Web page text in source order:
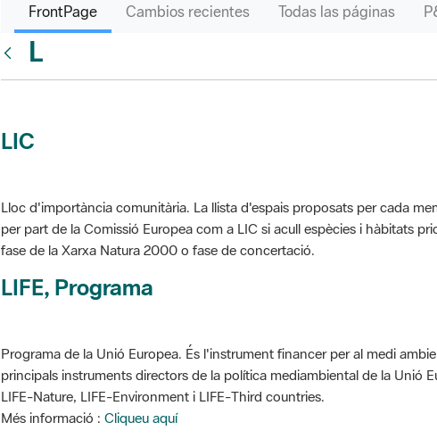
FrontPage Cambios recientes Todas las páginas
L
LIC
Lloc d'importància comunitària. La llista d'espais proposats per cada
per part de la Comissió Europea com a LIC si acull espècies i hàbitats
fase de la Xarxa Natura 2000 o fase de concertació.
LIFE, Programa
Programa de la Unió Europea. És l'instrument financer per al medi
principals instruments directors de la política mediambiental de la Unió
LIFE-Nature, LIFE-Environment i LIFE-Third countries.
Més informació : Cliqueu aquí